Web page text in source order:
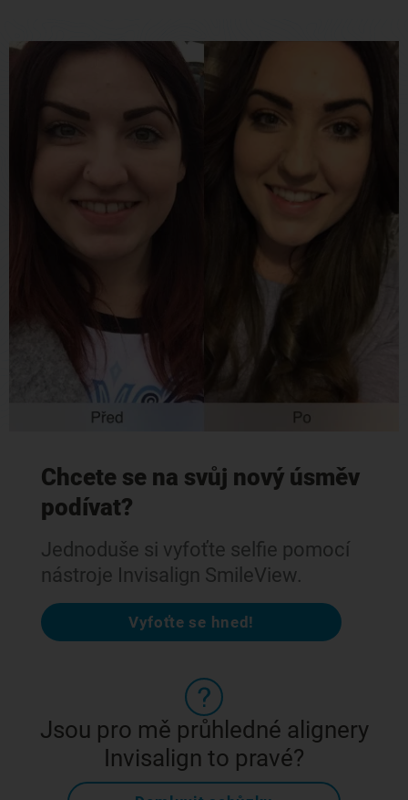
Chcete se na svůj nový úsměv
podívat?
Jednoduše si vyfoťte selfie pomocí
nástroje Invisalign SmileView.
Vyfoťte se hned!
Jsou pro mě průhledné alignery
Invisalign to pravé?